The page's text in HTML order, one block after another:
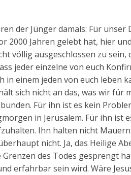
der Jünger damals: Für unser
2000 Jahren gelebt hat, hier
völlig ausgeschlossen zu sein,
jeder einzelne von euch
einem jeden von euch leben
sich nicht an das, was wir für
Für ihn ist es kein
in Jerusalem. Für ihn ist
Ihn halten nicht
nicht. Ja, das Heilige
des Todes gesprengt
erfahrbar sein wird. Wäre